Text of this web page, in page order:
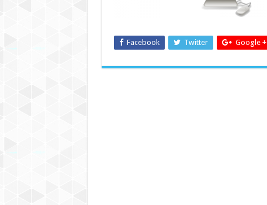
Facebook Twitter Google +